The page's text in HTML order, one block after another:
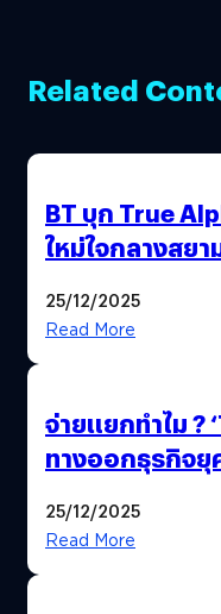
Related
BT บุก True
ใหม่ใจกลางสย
25/12/2025
Read More
จ่ายแยกทำไม ?
ทางออกธุรกิจยุ
25/12/2025
Read More